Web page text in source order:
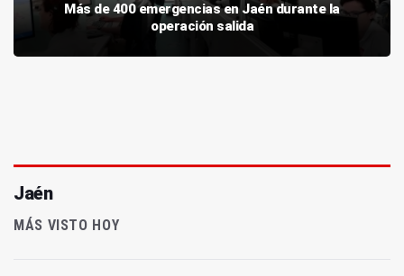
Más de 400 emergencias en Jaén durante la
operación salida
Jaén
MÁS VISTO HOY